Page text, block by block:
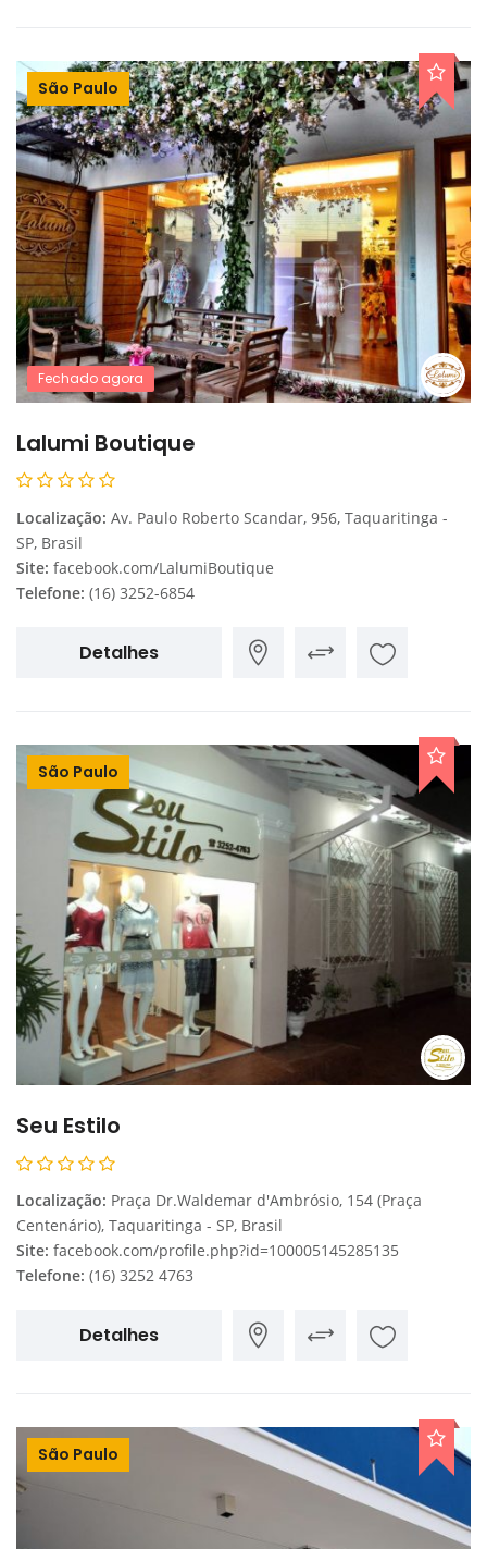
São Paulo
Fechado agora
Lalumi Boutique
Localização: Av. Paulo Roberto Scandar, 956, Taquaritinga -
SP, Brasil
Site: facebook.com/LalumiBoutique
Telefone: (16) 3252-6854
Detalhes
São Paulo
Seu Estilo
Localização: Praça Dr.Waldemar d'Ambrósio, 154 (Praça
Centenário), Taquaritinga - SP, Brasil
Site: facebook.com/profile.php?id=100005145285135
Telefone: (16) 3252 4763
Detalhes
São Paulo